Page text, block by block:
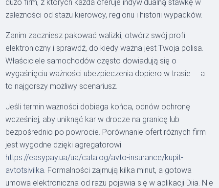
dużo firm, z których każda oferuje indywidualną stawkę w
zależności od stażu kierowcy, regionu i historii wypadków.
Zanim zaczniesz pakować walizki, otwórz swój profil
elektroniczny i sprawdź, do kiedy ważna jest Twoja polisa.
Właściciele samochodów często dowiadują się o
wygaśnięciu ważności ubezpieczenia dopiero w trasie — a
to najgorszy możliwy scenariusz.
Jeśli termin ważności dobiega końca, odnów ochronę
wcześniej, aby uniknąć kar w drodze na granicę lub
bezpośrednio po powrocie. Porównanie ofert różnych firm
jest wygodne dzięki agregatorowi
https://easypay.ua/ua/catalog/avto-insurance/kupit-
avtotsivilka. Formalności zajmują kilka minut, a gotowa
umowa elektroniczna od razu pojawia się w aplikacji Diia. Nie